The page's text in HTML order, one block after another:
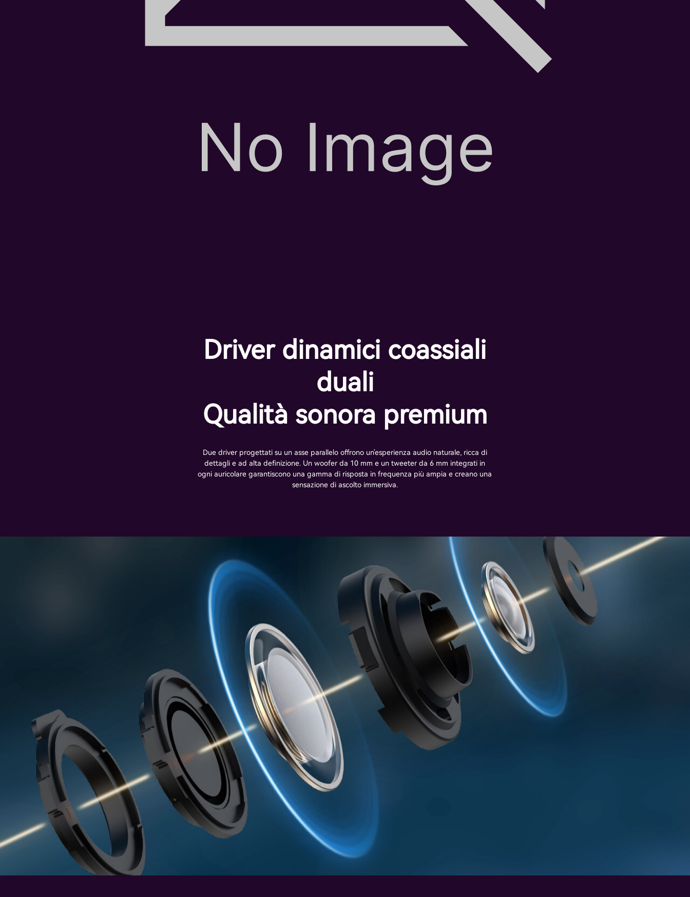
Driver dinamici coassiali
duali
Qualità sonora premium
Due driver progettati su un asse parallelo offrono un'esperienza audio naturale, ricca di
dettagli e ad alta definizione. Un woofer da 10 mm e un tweeter da 6 mm integrati in
ogni auricolare garantiscono una gamma di risposta in frequenza più ampia e creano una
sensazione di ascolto immersiva.